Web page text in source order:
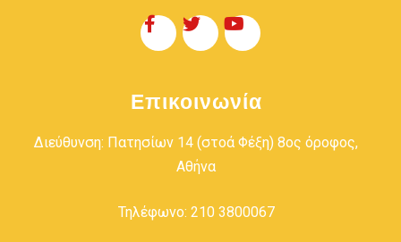
Επικοινωνία
Διεύθυνση: Πατησίων 14 (στοά Φέξη) 8ος όροφος,
Αθήνα
Τηλέφωνο: 210 3800067